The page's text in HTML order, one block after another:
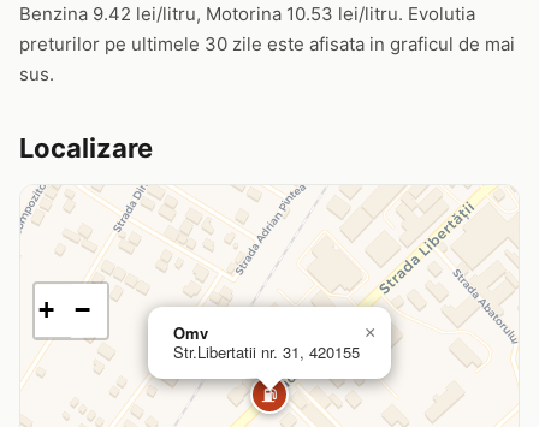
Benzina 9.42 lei/litru, Motorina 10.53 lei/litru. Evolutia
preturilor pe ultimele 30 zile este afisata in graficul de mai
sus.
Localizare
⛽
Omv
Str.Libertatii nr. 31, 420155
×
+ −